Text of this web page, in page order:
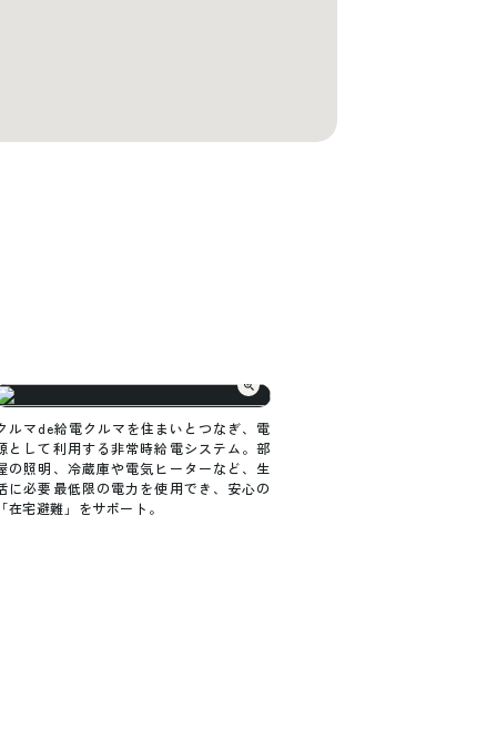
ルマde給電クルマを住まいとつなぎ、電
として利用する非常時給電システム。部
の照明、冷蔵庫や電気ヒーターなど、生
に必要最低限の電力を使用でき、安心の
在宅避難」をサポート。